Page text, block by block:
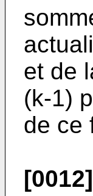
et de
(k-1)
de ce
[0012]